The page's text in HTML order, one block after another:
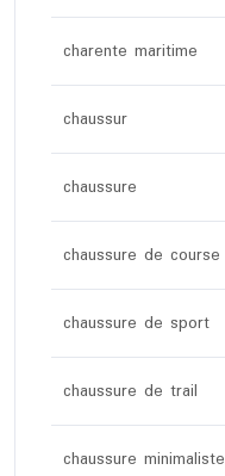
charente maritime
chaussur
chaussure
chaussure de course
chaussure de sport
chaussure de trail
chaussure minimaliste